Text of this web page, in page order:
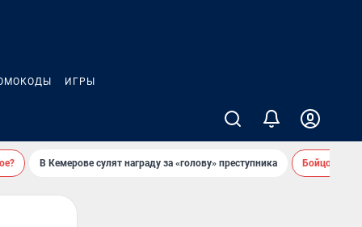
ИГРЫ
В Кемерове сулят награду за «голову» преступника Бойцовский